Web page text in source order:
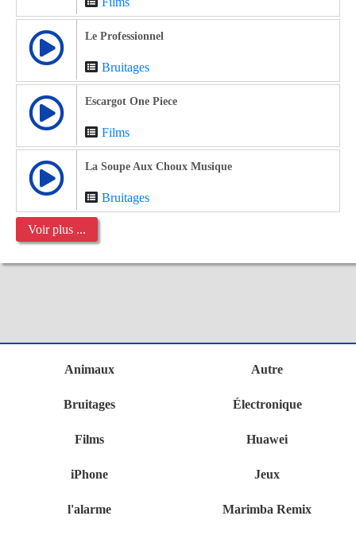
Le Professionnel
Bruitages
Escargot One Piece
Films
La Soupe Aux Choux Musique
Bruitages
Voir plus ...
Animaux Autre
Bruitages Électronique
Films Huawei
iPhone Jeux
l'alarme Marimba Remix